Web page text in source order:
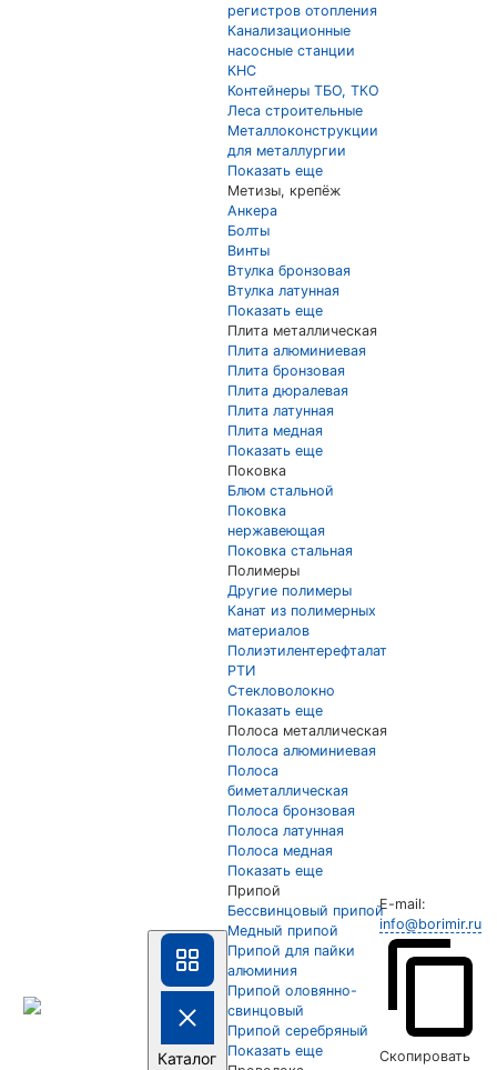
Каталог
регистров отопления
Канализационные
насосные станции
КНС
Контейнеры ТБО, ТКО
Леса строительные
Металлоконструкции
для металлургии
Показать еще
Метизы, крепёж
Анкера
Болты
Винты
Втулка бронзовая
Втулка латунная
Показать еще
Плита металлическая
Плита алюминиевая
Плита бронзовая
Плита дюралевая
Плита латунная
Плита медная
Показать еще
Поковка
Блюм стальной
Поковка
нержавеющая
Поковка стальная
Полимеры
Другие полимеры
Канат из полимерных
материалов
Полиэтилентерефталат
РТИ
Стекловолокно
Показать еще
Полоса металлическая
Полоса алюминиевая
Полоса
биметаллическая
Полоса бронзовая
Полоса латунная
Полоса медная
Показать еще
Припой
Бессвинцовый припой
Медный припой
Припой для пайки
алюминия
Припой оловянно-
свинцовый
Припой серебряный
Показать еще
E-mail:
info@borimir.ru
Скопировать